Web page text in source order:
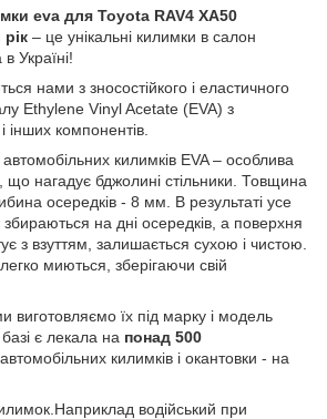
eva для Toyota RAV4 XA50
– це унікальні килимки в салон
Україні!
нами з зносостійкого і еластичного
Ethylene Vinyl Acetate (EVA) з
інших компонентів.
килимків EVA – особлива
що нагадує бджолині стільники. Товщина
осередків - 8 мм. В результаті усе
на дні осередків, а поверхня
з взуттям, залишається сухою і чистою.
миються, зберігаючи свій
виготовляємо їх під марку і модель
є лекала на понад 500
килимків і окантовки - на
водійський при